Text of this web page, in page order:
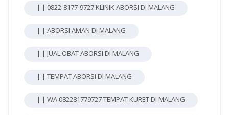
| | 0822-8177-9727 KLINIK ABORSI DI MALANG
| | ABORSI AMAN DI MALANG
| | JUAL OBAT ABORSI DI MALANG
| | TEMPAT ABORSI DI MALANG
| | WA 082281779727 TEMPAT KURET DI MALANG